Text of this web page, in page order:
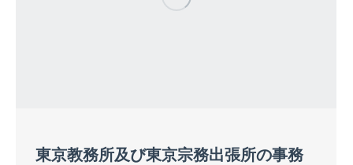
東京教務所及び東京宗務出張所の事務